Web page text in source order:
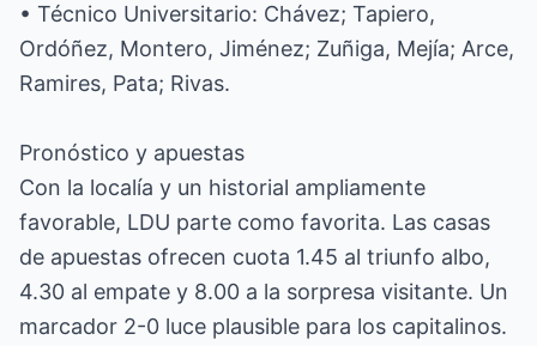
• Técnico Universitario: Chávez; Tapiero,
Ordóñez, Montero, Jiménez; Zuñiga, Mejía; Arce,
Ramires, Pata; Rivas.
Pronóstico y apuestas
Con la localía y un historial ampliamente
favorable, LDU parte como favorita. Las casas
de apuestas ofrecen cuota 1.45 al triunfo albo,
4.30 al empate y 8.00 a la sorpresa visitante. Un
marcador 2-0 luce plausible para los capitalinos.